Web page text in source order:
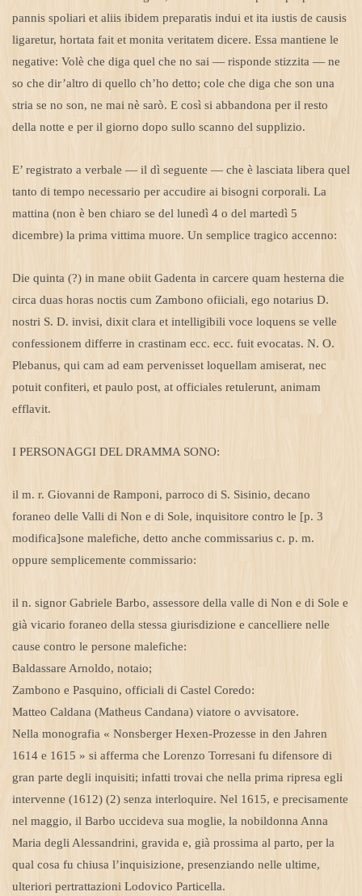
pannis spoliari et aliis ibidem preparatis indui et ita iustis de causis
ligaretur, hortata fait et monita veritatem dicere. Essa mantiene le
negative: Volè che diga quel che no sai — risponde stizzita — ne
so che dir’altro di quello ch’ho detto; cole che diga che son una
stria se no son, ne mai nè sarò. E così si abbandona per il resto
della notte e per il giorno dopo sullo scanno del supplizio.
E’ registrato a verbale — il dì seguente — che è lasciata libera quel
tanto di tempo necessario per accudire ai bisogni corporali. La
mattina (non è ben chiaro se del lunedì 4 o del martedì 5
dicembre) la prima vittima muore. Un semplice tragico accenno:
Die quinta (?) in mane obiit Gadenta in carcere quam hesterna die
circa duas horas noctis cum Zambono ofiiciali, ego notarius D.
nostri S. D. invisi, dixit clara et intelligibili voce loquens se velle
confessionem differre in crastinam ecc. ecc. fuit evocatas. N. O.
Plebanus, qui cam ad eam pervenisset loquellam amiserat, nec
potuit confiteri, et paulo post, at officiales retulerunt, animam
efflavit.
I PERSONAGGI DEL DRAMMA SONO:
il m. r. Giovanni de Ramponi, parroco di S. Sisinio, decano
foraneo delle Valli di Non e di Sole, inquisitore contro le [p. 3
modifica]sone malefiche, detto anche commissarius c. p. m.
oppure semplicemente commissario:
il n. signor Gabriele Barbo, assessore della valle di Non e di Sole e
già vicario foraneo della stessa giurisdizione e cancelliere nelle
cause contro le persone malefiche:
Baldassare Arnoldo, notaio;
Zambono e Pasquino, officiali di Castel Coredo:
Matteo Caldana (Matheus Candana) viatore o avvisatore.
Nella monografia « Nonsberger Hexen-Prozesse in den Jahren
1614 e 1615 » si afferma che Lorenzo Torresani fu difensore di
gran parte degli inquisiti; infatti trovai che nella prima ripresa egli
intervenne (1612) (2) senza interloquire. Nel 1615, e precisamente
nel maggio, il Barbo uccideva sua moglie, la nobildonna Anna
Maria degli Alessandrini, gravida e, già prossima al parto, per la
qual cosa fu chiusa l’inquisizione, presenziando nelle ultime,
ulteriori pertrattazioni Lodovico Particella.